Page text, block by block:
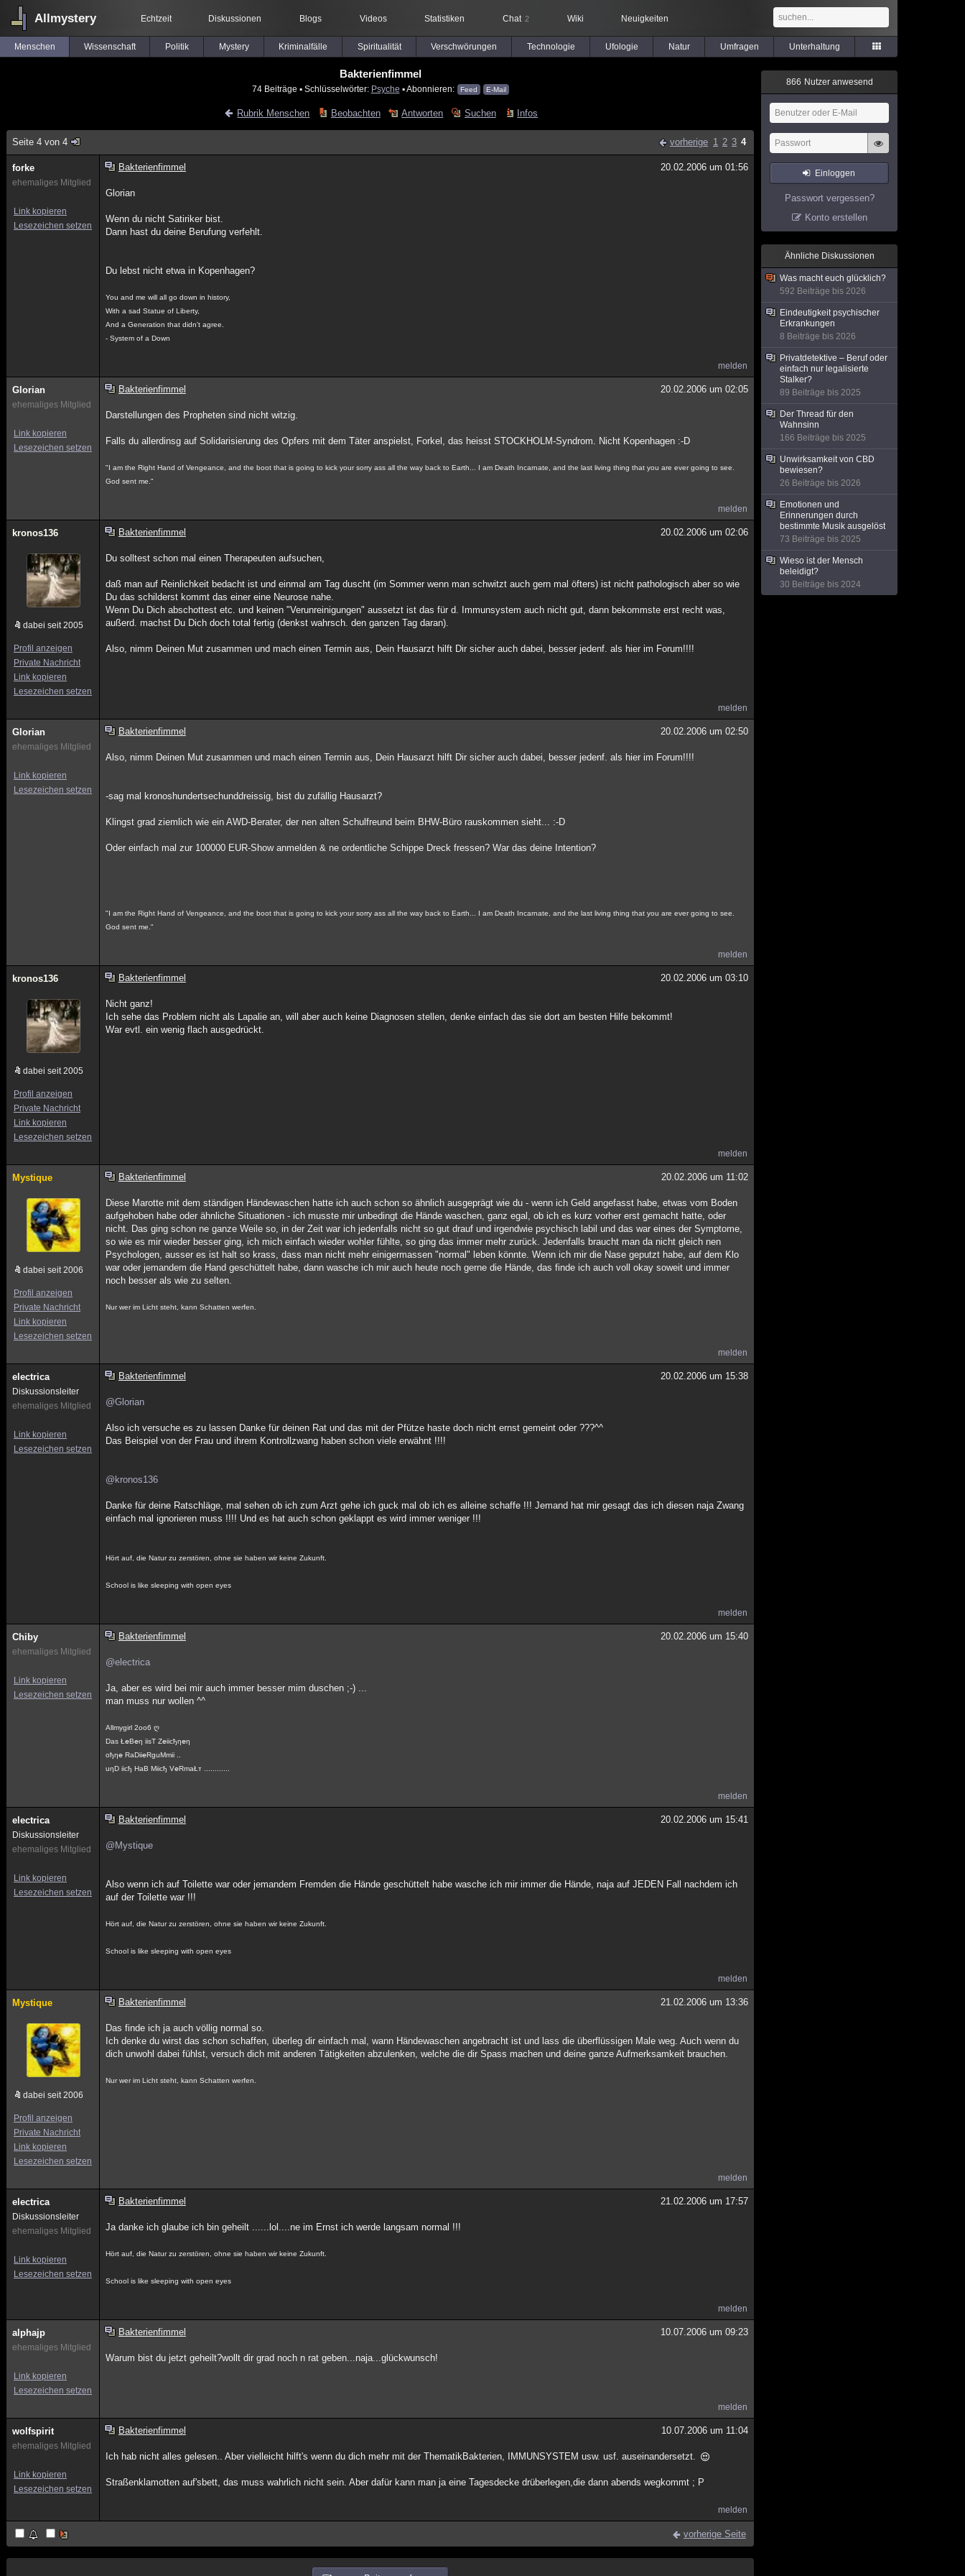
Allmystery Echtzeit Diskussionen Blogs Videos Statistiken Chat 2 Wiki Neuigkeiten
Menschen Wissenschaft Politik Mystery Kriminalfälle Spiritualität Verschwörungen Technologie Ufologie Natur Umfragen Unterhaltung
Bakterienfimmel
74 Beiträge ▪ Schlüsselwörter: Psyche ▪ Abonnieren: Feed E-Mail
Rubrik Menschen Beobachten Antworten Suchen Infos
Seite 4 von 4 vorherige 1 2 3 4
forke
ehemaliges Mitglied
Link kopieren
Lesezeichen setzen
Bakterienfimmel 20.02.2006 um 01:56
Glorian
Wenn du nicht Satiriker bist.
Dann hast du deine Berufung verfehlt.
Du lebst nicht etwa in Kopenhagen?
You and me will all go down in history,
With a sad Statue of Liberty,
And a Generation that didn't agree.
- System of a Down
melden
Glorian
ehemaliges Mitglied
Link kopieren
Lesezeichen setzen
Bakterienfimmel 20.02.2006 um 02:05
Darstellungen des Propheten sind nicht witzig.
Falls du allerdinsg auf Solidarisierung des Opfers mit dem Täter anspielst, Forkel, das heisst STOCKHOLM-Syndrom. Nicht Kopenhagen :-D
"I am the Right Hand of Vengeance, and the boot that is going to kick your sorry ass all the way back to Earth... I am Death Incarnate, and the last living thing that you are ever going to see.
God sent me."
melden
kronos136
dabei seit 2005
Profil anzeigen
Private Nachricht
Link kopieren
Lesezeichen setzen
Bakterienfimmel 20.02.2006 um 02:06
Du solltest schon mal einen Therapeuten aufsuchen,
daß man auf Reinlichkeit bedacht ist und einmal am Tag duscht (im Sommer wenn man schwitzt auch gern mal öfters) ist nicht pathologisch aber so wie
Du das schilderst kommt das einer eine Neurose nahe.
Wenn Du Dich abschottest etc. und keinen "Verunreinigungen" aussetzt ist das für d. Immunsystem auch nicht gut, dann bekommste erst recht was,
außerd. machst Du Dich doch total fertig (denkst wahrsch. den ganzen Tag daran).
Also, nimm Deinen Mut zusammen und mach einen Termin aus, Dein Hausarzt hilft Dir sicher auch dabei, besser jedenf. als hier im Forum!!!!
melden
Glorian
ehemaliges Mitglied
Link kopieren
Lesezeichen setzen
Bakterienfimmel 20.02.2006 um 02:50
Also, nimm Deinen Mut zusammen und mach einen Termin aus, Dein Hausarzt hilft Dir sicher auch dabei, besser jedenf. als hier im Forum!!!!
-sag mal kronoshundertsechunddreissig, bist du zufällig Hausarzt?
Klingst grad ziemlich wie ein AWD-Berater, der nen alten Schulfreund beim BHW-Büro rauskommen sieht... :-D
Oder einfach mal zur 100000 EUR-Show anmelden & ne ordentliche Schippe Dreck fressen? War das deine Intention?
"I am the Right Hand of Vengeance, and the boot that is going to kick your sorry ass all the way back to Earth... I am Death Incarnate, and the last living thing that you are ever going to see.
God sent me."
melden
kronos136
dabei seit 2005
Profil anzeigen
Private Nachricht
Link kopieren
Lesezeichen setzen
Bakterienfimmel 20.02.2006 um 03:10
Nicht ganz!
Ich sehe das Problem nicht als Lapalie an, will aber auch keine Diagnosen stellen, denke einfach das sie dort am besten Hilfe bekommt!
War evtl. ein wenig flach ausgedrückt.
melden
Mystique
dabei seit 2006
Profil anzeigen
Private Nachricht
Link kopieren
Lesezeichen setzen
Bakterienfimmel 20.02.2006 um 11:02
Diese Marotte mit dem ständigen Händewaschen hatte ich auch schon so ähnlich ausgeprägt wie du - wenn ich Geld angefasst habe, etwas vom Boden
aufgehoben habe oder ähnliche Situationen - ich musste mir unbedingt die Hände waschen, ganz egal, ob ich es kurz vorher erst gemacht hatte, oder
nicht. Das ging schon ne ganze Weile so, in der Zeit war ich jedenfalls nicht so gut drauf und irgendwie psychisch labil und das war eines der Symptome,
so wie es mir wieder besser ging, ich mich einfach wieder wohler fühlte, so ging das immer mehr zurück. Jedenfalls braucht man da nicht gleich nen
Psychologen, ausser es ist halt so krass, dass man nicht mehr einigermassen "normal" leben könnte. Wenn ich mir die Nase geputzt habe, auf dem Klo
war oder jemandem die Hand geschüttelt habe, dann wasche ich mir auch heute noch gerne die Hände, das finde ich auch voll okay soweit und immer
noch besser als wie zu selten.
Nur wer im Licht steht, kann Schatten werfen.
melden
electrica
Diskussionsleiter
ehemaliges Mitglied
Link kopieren
Lesezeichen setzen
Bakterienfimmel 20.02.2006 um 15:38
@Glorian
Also ich versuche es zu lassen Danke für deinen Rat und das mit der Pfütze haste doch nicht ernst gemeint oder ???^^
Das Beispiel von der Frau und ihrem Kontrollzwang haben schon viele erwähnt !!!!
@kronos136
Danke für deine Ratschläge, mal sehen ob ich zum Arzt gehe ich guck mal ob ich es alleine schaffe !!! Jemand hat mir gesagt das ich diesen naja Zwang
einfach mal ignorieren muss !!!! Und es hat auch schon geklappt es wird immer weniger !!!
Hört auf, die Natur zu zerstören, ohne sie haben wir keine Zukunft.
School is like sleeping with open eyes
melden
Chiby
ehemaliges Mitglied
Link kopieren
Lesezeichen setzen
Bakterienfimmel 20.02.2006 um 15:40
@electrica
Ja, aber es wird bei mir auch immer besser mim duschen ;-) ...
man muss nur wollen ^^
Allmygirl 2oo6 ღ
Das Ł℮B℮η iisT Z℮iicђη℮η
oђη℮ RaDii℮RguMmii ..
uηD iicђ HaB Miicђ V℮RmaŁт ............
melden
electrica
Diskussionsleiter
ehemaliges Mitglied
Link kopieren
Lesezeichen setzen
Bakterienfimmel 20.02.2006 um 15:41
@Mystique
Also wenn ich auf Toilette war oder jemandem Fremden die Hände geschüttelt habe wasche ich mir immer die Hände, naja auf JEDEN Fall nachdem ich
auf der Toilette war !!!
Hört auf, die Natur zu zerstören, ohne sie haben wir keine Zukunft.
School is like sleeping with open eyes
melden
Mystique
dabei seit 2006
Profil anzeigen
Private Nachricht
Link kopieren
Lesezeichen setzen
Bakterienfimmel 21.02.2006 um 13:36
Das finde ich ja auch völlig normal so.
Ich denke du wirst das schon schaffen, überleg dir einfach mal, wann Händewaschen angebracht ist und lass die überflüssigen Male weg. Auch wenn du
dich unwohl dabei fühlst, versuch dich mit anderen Tätigkeiten abzulenken, welche die dir Spass machen und deine ganze Aufmerksamkeit brauchen.
Nur wer im Licht steht, kann Schatten werfen.
melden
electrica
Diskussionsleiter
ehemaliges Mitglied
Link kopieren
Lesezeichen setzen
Bakterienfimmel 21.02.2006 um 17:57
Ja danke ich glaube ich bin geheilt ......lol....ne im Ernst ich werde langsam normal !!!
Hört auf, die Natur zu zerstören, ohne sie haben wir keine Zukunft.
School is like sleeping with open eyes
melden
alphajp
ehemaliges Mitglied
Link kopieren
Lesezeichen setzen
Bakterienfimmel 10.07.2006 um 09:23
Warum bist du jetzt geheilt?wollt dir grad noch n rat geben...naja...glückwunsch!
melden
wolfspirit
ehemaliges Mitglied
Link kopieren
Lesezeichen setzen
Bakterienfimmel 10.07.2006 um 11:04
Ich hab nicht alles gelesen.. Aber vielleicht hilft's wenn du dich mehr mit der ThematikBakterien, IMMUNSYSTEM usw. usf. auseinandersetzt.
Straßenklamotten auf'sbett, das muss wahrlich nicht sein. Aber dafür kann man ja eine Tagesdecke drüberlegen,die dann abends wegkommt ; P
melden
vorherige Seite
866 Nutzer anwesend
Einloggen
Passwort vergessen?
Konto erstellen
Ähnliche Diskussionen
Was macht euch glücklich?
592 Beiträge bis 2026
Eindeutigkeit psychischer
Erkrankungen
8 Beiträge bis 2026
Privatdetektive – Beruf oder
einfach nur legalisierte
Stalker?
89 Beiträge bis 2025
Der Thread für den
Wahnsinn
166 Beiträge bis 2025
Unwirksamkeit von CBD
bewiesen?
26 Beiträge bis 2026
Emotionen und
Erinnerungen durch
bestimmte Musik ausgelöst
73 Beiträge bis 2025
Wieso ist der Mensch
beleidigt?
30 Beiträge bis 2024